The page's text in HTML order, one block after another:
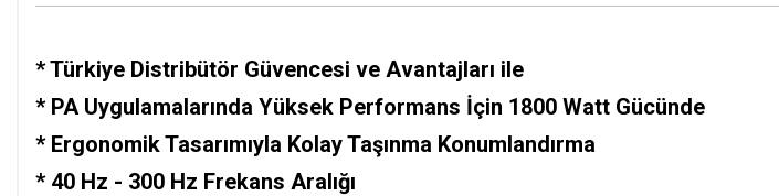
*Türkiye Distribütör Güvencesi ve Avantajları ile
* PA Uygulamalarında Yüksek Performans İçin 1800 Watt Gücünde
* Ergonomik Tasarımıyla Kolay Taşınma Konumlandırma
* 40 Hz - 300 Hz Frekans Aralığı